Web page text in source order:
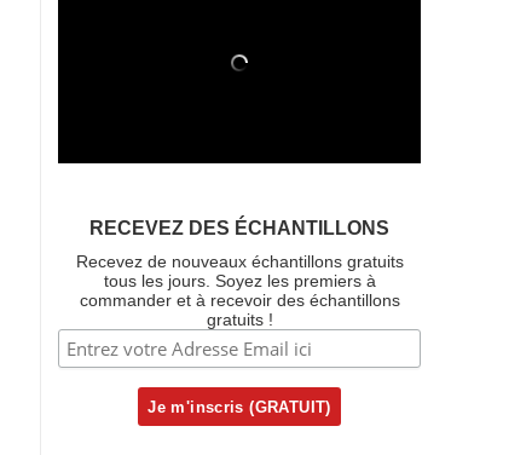
RECEVEZ DES ÉCHANTILLONS
Recevez de nouveaux échantillons gratuits
tous les jours. Soyez les premiers à
commander et à recevoir des échantillons
gratuits !